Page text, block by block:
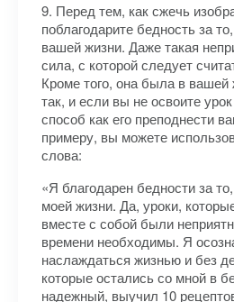
9. Перед тем, как сжечь
поблагодарите бедность за
вашей жизни. Даже такая
сила, с которой следует
Кроме того, она была в вашей
так, и если вы не освоите
способ как его преподнести
примеру, вы можете
слова:
«Я благодарен бедности за
моей жизни. Да, уроки,
вместе с собой были
времени необходимы. Я
наслаждаться жизнью и без
которые остались со мной в
надежный, выучил 10